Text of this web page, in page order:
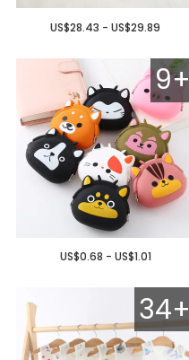
US$28.43 - US$29.89
9+
US$0.68 - US$1.01
34+